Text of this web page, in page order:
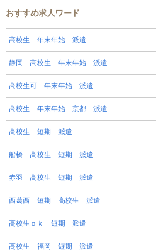
おすすめ求人ワード
高校生 年末年始 派遣
静岡 高校生 年末年始 派遣
高校生可 年末年始 派遣
高校生 年末年始 京都 派遣
高校生 短期 派遣
船橋 高校生 短期 派遣
赤羽 高校生 短期 派遣
西葛西 短期 高校生 派遣
高校生ｏｋ 短期 派遣
高校生 福岡 短期 派遣